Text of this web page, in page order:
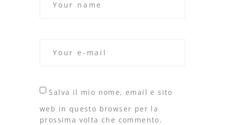
Salva il mio nome, email e sito
web in questo browser per la
prossima volta che commento.